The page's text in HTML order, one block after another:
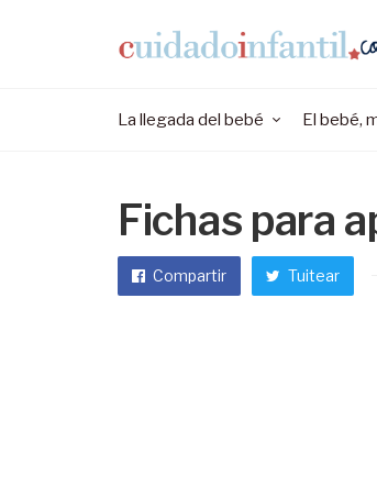
La llegada del bebé El bebé,
Fichas para
Compartir Tuitear